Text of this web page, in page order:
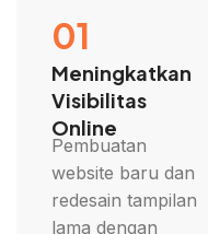
01
Meningkatkan
Visibilitas
Online
Pembuatan
website baru dan
redesain tampilan
lama dengan